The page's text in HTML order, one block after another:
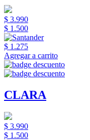
$ 3.990
$ 1.500
$ 1.275
Agregar a carrito
CLARA
$ 3.990
$ 1.500